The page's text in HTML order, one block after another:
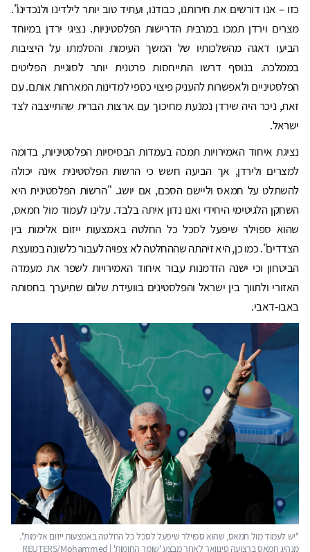
כזו – אנו דורשים את חירותנו, כבודנו, ועתיד טוב יותר לילדינו ולנכדינו".
מצרים וירדן תמכו במרבית הדרישות הפלסטיניות. נציגי ירדן במיוחד
הביעו דאגה מהשלכותיו של המשך העימות והסלמתו על היציבות
בממלכה. בנוסף דרשו התייחסות פרטנית יותר לסוגיית הפליטים
הפלסטיניים ולאפשרות להעניק פיצוי כספי למדינות המארחות אותם. עם
זאת, ניכר היה שירדן נמנעת מחיכוך עם ארצות הברית שהתייצבה לצד
ישראל.
נציגת איחוד האמירויות תמכה בעמדות הבסיסיות הפלסטיניות, בדומה
למצרים ולירדן, אך הביעה חשש כי הרשות הפלסטינית אינה יכולה
להשתלט על חמאס וליישם הסכם, אם יושג. "הרשות הפלסטינית היא
השחקן הלגיטימי היחידי ואנו נדון איתה בלבד. עלינו לעמוד מול חמאס,
שהוא ספוילר שיפעל לסכל כל החלטה באמצעות ייזום אלימות בין
הצדדים". כמו כן, היא זיהתה שההחלטה לא צפויה לעבור כלשונה במועצת
הביטחון וכי ישנה הזדמנות עבור איחוד האמירויות לשפר את מעמדה
האזורי ולתווך בין ישראל והפלסטינים בוועידת שלום שתיערך בחסותה
באבו-דאבי.